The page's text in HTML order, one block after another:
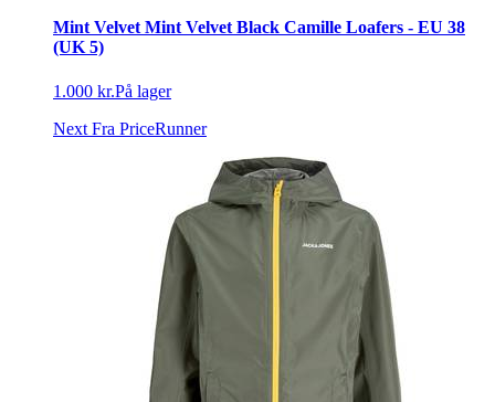
Mint Velvet Mint Velvet Black Camille Loafers - EU 38
(UK 5)
1.000 kr.På lager
Next Fra PriceRunner